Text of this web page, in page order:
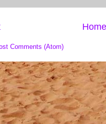
Home
Comments (Atom)